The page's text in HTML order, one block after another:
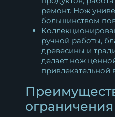
ремонт. Нож
большинством
ручной работы,
древесины и
делает нож
привлекательной
ограничения